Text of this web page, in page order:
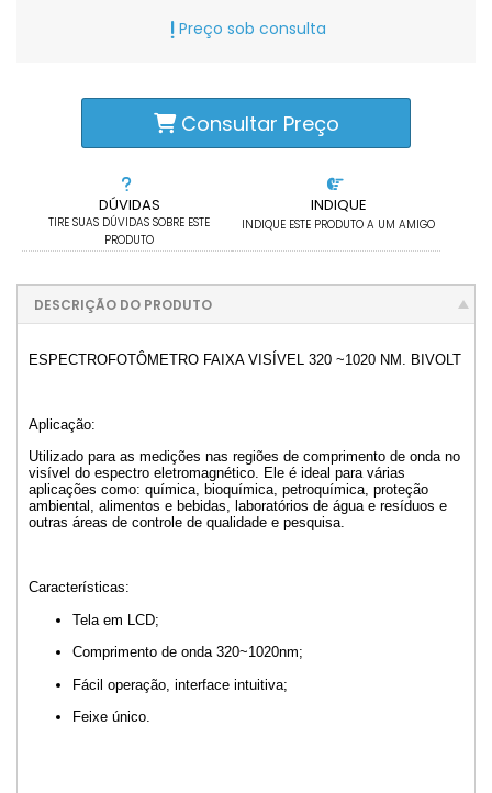
DÚVIDAS
TIRE SUAS DÚVIDAS SOBRE ESTE
PRODUTO
INDIQUE
INDIQUE ESTE PRODUTO A UM AMIGO
Preço sob consulta
Consultar Preço
DESCRIÇÃO DO PRODUTO
ESPECTROFOTÔMETRO FAIXA VISÍVEL 320 ~1020 NM. BIVOLT
Aplicação:
Utilizado para as medições nas regiões de comprimento de onda no
visível do espectro eletromagnético. Ele é ideal para várias
aplicações como: química, bioquímica, petroquímica, proteção
ambiental, alimentos e bebidas, laboratórios de água e resíduos e
outras áreas de controle de qualidade e pesquisa.
Características:
Tela em LCD;
Comprimento de onda 320~1020nm;
Fácil operação, interface intuitiva;
Feixe único.